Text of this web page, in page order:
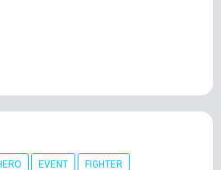
EVENT FIGHTER